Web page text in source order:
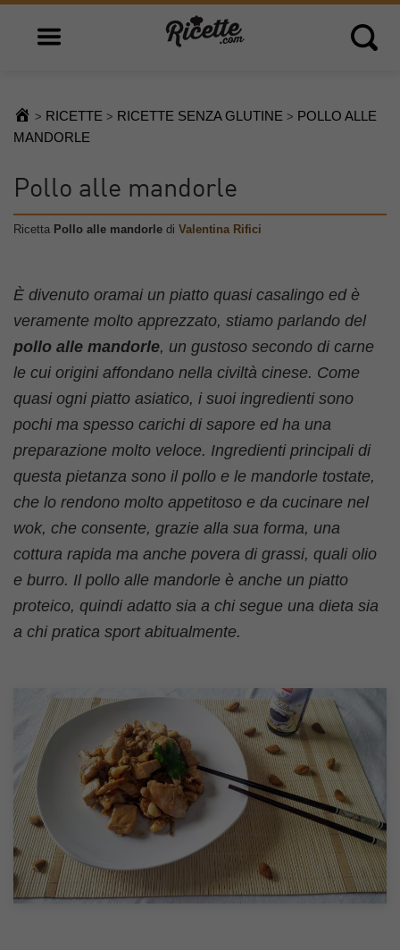
Open main menu Open
> RICETTE > RICETTE SENZA GLUTINE > POLLO ALLE
MANDORLE
Pollo alle mandorle
Ricetta Pollo alle mandorle di Valentina Rifici
È divenuto oramai un piatto quasi casalingo ed è
veramente molto apprezzato, stiamo parlando del
pollo alle mandorle, un gustoso secondo di carne
le cui origini affondano nella civiltà cinese. Come
quasi ogni piatto asiatico, i suoi ingredienti sono
pochi ma spesso carichi di sapore ed ha una
preparazione molto veloce. Ingredienti principali di
questa pietanza sono il pollo e le mandorle tostate,
che lo rendono molto appetitoso e da cucinare nel
wok, che consente, grazie alla sua forma, una
cottura rapida ma anche povera di grassi, quali olio
e burro. Il pollo alle mandorle è anche un piatto
proteico, quindi adatto sia a chi segue una dieta sia
a chi pratica sport abitualmente.